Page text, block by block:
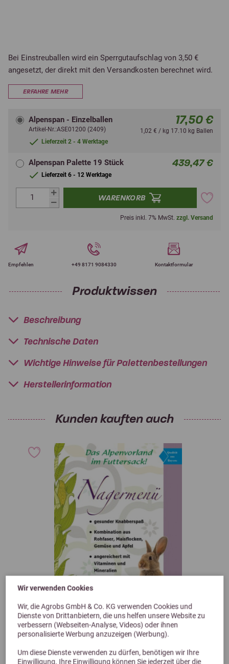
Wir verwenden Cookies
Wir, die Agrobs GmbH & Co. KG verwenden Cookies und
Dienste von Drittanbietern, die uns helfen unsere Website zu
verbessern (Webseiten-Analyse, Videos) oder ihnen
personalisierte Werbung anzuzeigen (Werbung).
Um diese Dienste verwenden zu dürfen, benötigen wir Ihre
Einwilligung. Ihre Einwilligung können Sie jederzeit über die
Bei Einstreuballen wird ein Sperrgutaufschlag von 3,50 €
angesetzt, der direkt mit den Versandkosten berechnet wird.
ERFAHRE MEHR
Alpenspan - Einzelballen
Artikel-Nr.:ASE01200 (2409)
Lieferzeit 2 - 4 Werktage
17,50 €
1,02 € / kg 17.10 kg Ballen
Alpenspan Palette 19 Stück
Lieferzeit 6 - 12 Werktage
439,47 €
WARENKORB
Preis inkl. 7% MwSt. zzgl. Versand
Empfehlen +49 8171 9084330 Kontaktformular
Produktwissen
Beschreibung
Technische Daten
Wichtige Hinweise für Palettenbestellungen
Herstellerinformation
Kunden kauften auch
4,9 (17 Bewertungen)
Agrobs Nagermenü 8 kg
Previous